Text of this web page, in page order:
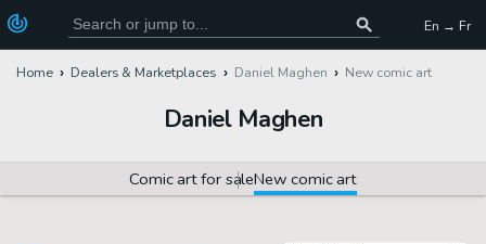
En → Fr
Home Dealers & Marketplaces Daniel Maghen New comic art
Daniel Maghen
Comic art for saleNew comic art